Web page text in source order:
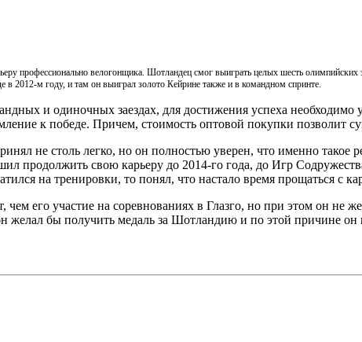
профессионально велогонщика. Шотландец смог выиграть целых шесть
2012-м году, и там он выиграл золото Кейрине также и в командном спринте.
и одиночных заездах, для достижения успеха
к победе. Причем, стоимость оптовой покупки позволит
не столь легко, но он полностью уверен, что именно
продолжить свою карьеру до 2014-го года, до Игр
на тренировки, то понял, что настало время прощаться с
его участие на соревнованиях в Глазго, но при этом он не
желал бы получить медаль за Шотландию и по этой причине